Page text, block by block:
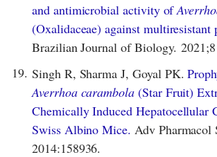
and antimicrobial activity of
(Oxalidaceae) against multiresistant
Brazilian Journal of Biology.
19. Singh R, Sharma J, Goyal PK.
Averrhoa carambola (Star Fruit)
Chemically Induced Hepatocellular
Swiss Albino Mice. Adv Pharmacol
2014:158936.